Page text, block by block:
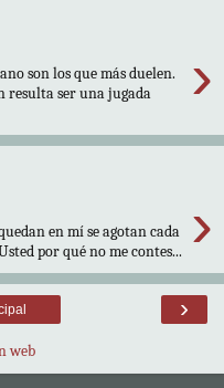
›
son los que más duelen.
resulta ser una jugada
›
en mí se agotan cada
por qué no me contes...
›
web